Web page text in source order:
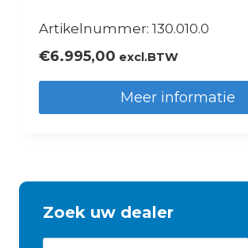
Artikelnummer: 130.010.0
€6.995,00 excl.BTW
Meer informatie
Zoek uw dealer